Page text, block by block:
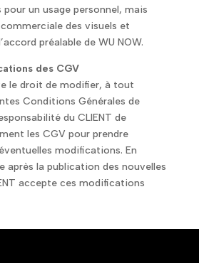
un usage personnel, mais
des visuels et
préalable de WU NOW.
des CGV
le droit de modifier, à tout
Conditions Générales de
du CLIENT de
les CGV pour prendre
modifications. En
après la publication des nouvelles
accepte ces modifications